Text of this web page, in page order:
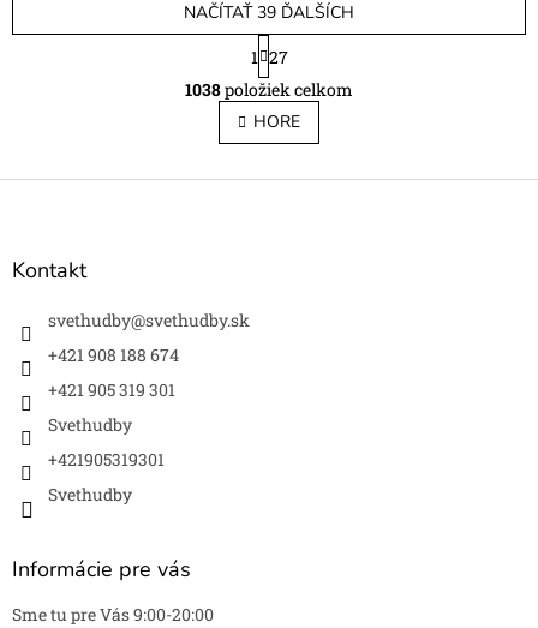
O
v
l
á
NAČÍTAŤ 39 ĎALŠÍCH
S
t
r
á
n
k
v
1 27
1038položiek celkom
HORE
Z
Kontakt
svethudby@svethudby.sk
+421 908 188 674
+421 905 319 301
Svethudby
+421905319301
Svethudby
Informácie pre vás
Sme tu pre Vás 9:00-20:00